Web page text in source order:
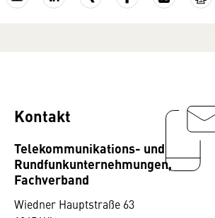
Kontakt
Telekommunikations- und
Rundfunkunternehmungen,
Fachverband
Wiedner Hauptstraße 63